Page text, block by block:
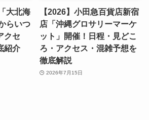
大北海
らいつ
クセ
紹介
【2026】小田急百貨店新宿
店「沖縄グロサリーマーケ
ット」開催！日程・見どこ
ろ・アクセス・混雑予想を
徹底解説
2026年7月15日